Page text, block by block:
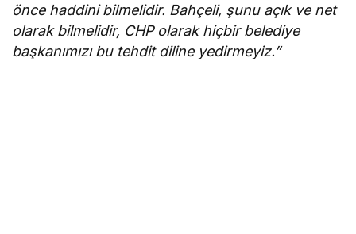
önce haddini bilmelidir. Bahçeli, şunu açık ve net
olarak bilmelidir, CHP olarak hiçbir belediye
başkanımızı bu tehdit diline yedirmeyiz.”